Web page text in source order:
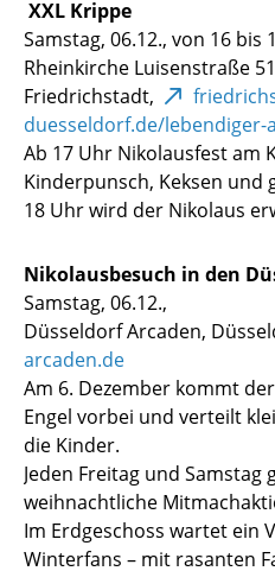
XXL Krippe
Samstag, 06.12., von 16 bis
Rheinkirche Luisenstraße
Friedrichstadt,
duesseldorf.de/lebendiger-
Ab 17 Uhr Nikolausfest am
Kinderpunsch, Keksen und
18 Uhr wird der Nikolaus
Nikolausbesuch in den
Samstag, 06.12.,
Düsseldorf Arcaden,
arcaden.de
Am 6. Dezember kommt
Engel vorbei und verteilt
die Kinder.
Jeden Freitag und
weihnachtliche
Im Erdgeschoss wartet ein
Winterfans – mit rasanten